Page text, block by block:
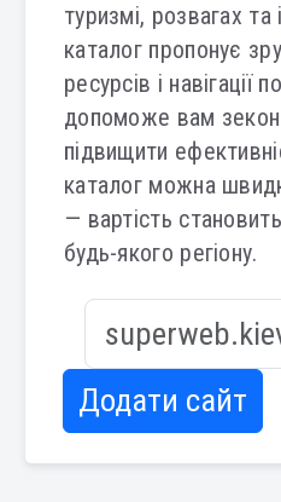
туризмі, розвагах
каталог пропонує
ресурсів і навігації
допоможе вам
підвищити
каталог можна
— вартість
будь-якого регіону.
Додати сайт